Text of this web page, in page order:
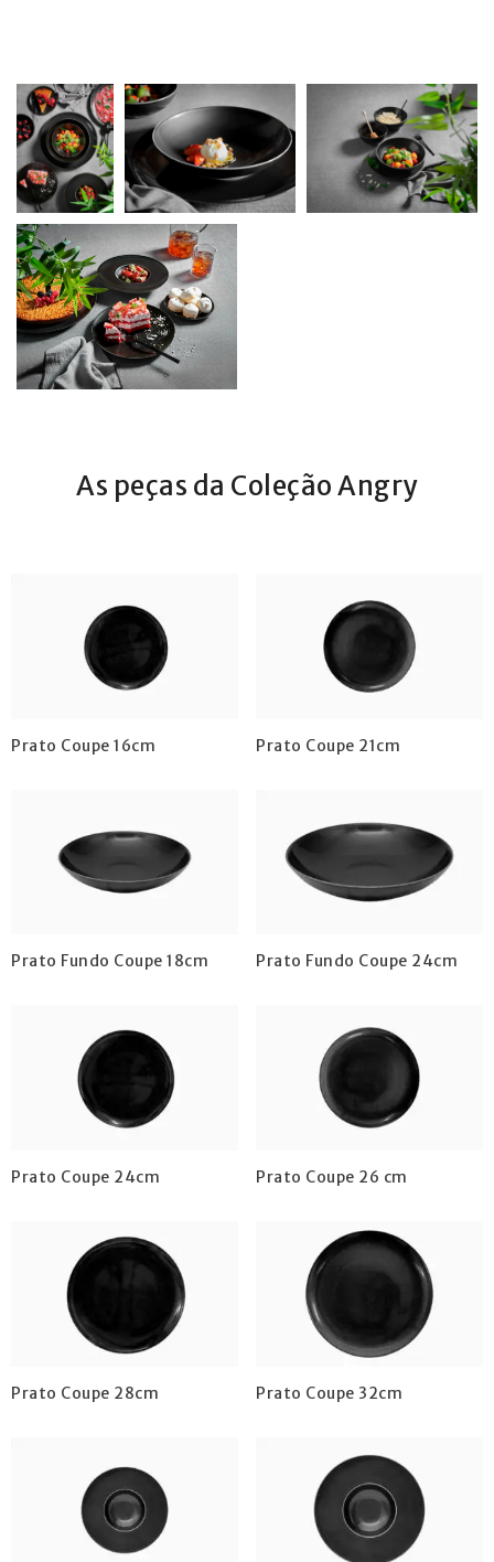
As peças da Coleção Angry
Prato Coupe 16cm Prato Coupe 21cm
Prato Fundo Coupe 18cm Prato Fundo Coupe 24cm
Prato Coupe 24cm Prato Coupe 26 cm
Prato Coupe 28cm Prato Coupe 32cm